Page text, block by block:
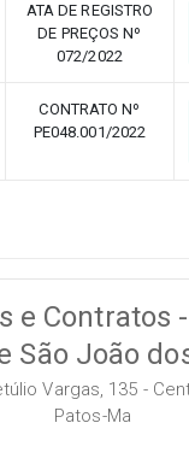
ATA DE REGISTRO
DE PREÇOS Nº
072/2022
CONTRATO Nº
PE048.001/2022
e Contratos
São João
Vargas, 135 -
Patos-Ma